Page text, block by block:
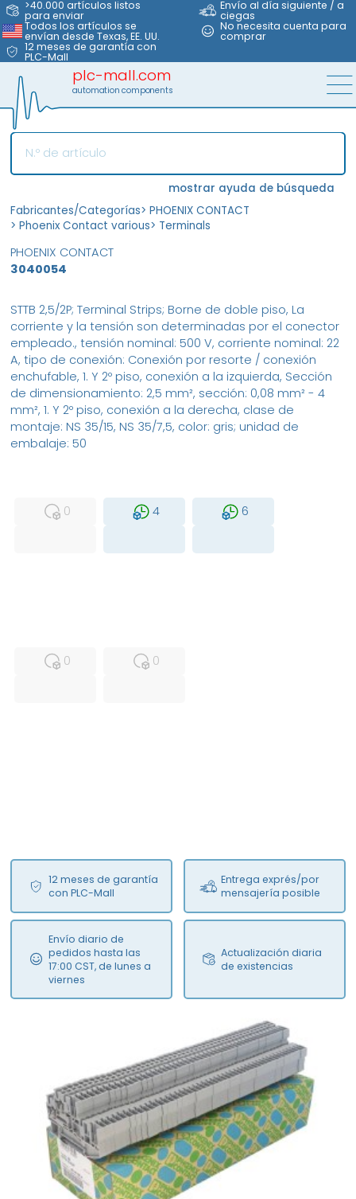
>40.000 artículos listos
para enviar
Envío al día siguiente / a
ciegas
Todos los artículos se
envían desde Texas, EE. UU.
No necesita cuenta para
comprar
12 meses de garantía con
PLC-Mall
plc-mall.com
automation components
mostrar ayuda de búsqueda
Fabricantes/Categorías> PHOENIX CONTACT
> Phoenix Contact various> Terminals
PHOENIX CONTACT
3040054
0
4
6
0
0
12 meses de garantía
con PLC-Mall
Entrega exprés/por
mensajería posible
Envío diario de
pedidos hasta las
17:00 CST, de lunes a
viernes
Actualización diaria
de existencias
STTB 2,5/2P; Terminal Strips; Borne de doble piso, La
corriente y la tensión son determinadas por el conector
empleado., tensión nominal: 500 V, corriente nominal: 22
A, tipo de conexión: Conexión por resorte / conexión
enchufable, 1. Y 2º piso, conexión a la izquierda, Sección
de dimensionamiento: 2,5 mm², sección: 0,08 mm² - 4
mm², 1. Y 2º piso, conexión a la derecha, clase de
montaje: NS 35/15, NS 35/7,5, color: gris; unidad de
embalaje: 50